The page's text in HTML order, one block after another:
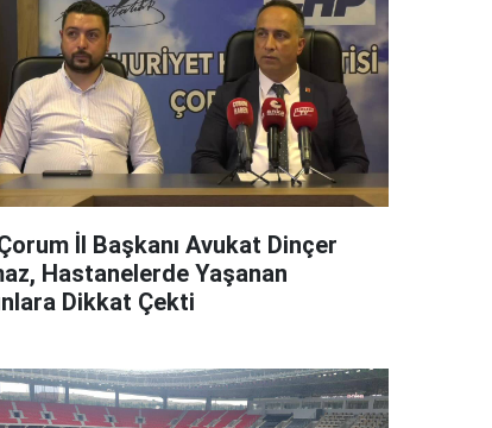
İl Başkanı Avukat Dinçer
Hastanelerde Yaşanan
Dikkat Çekti